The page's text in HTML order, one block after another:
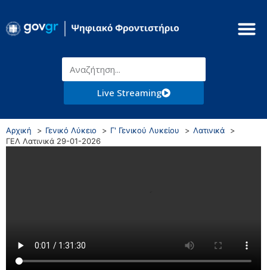
Live Streaming
Αρχική Γενικό Λύκειο Γ' Γενικού Λυκείου
Λατινικά
ΓΕΛ Λατινικά 29-01-2026